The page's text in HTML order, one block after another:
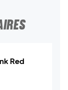
Red